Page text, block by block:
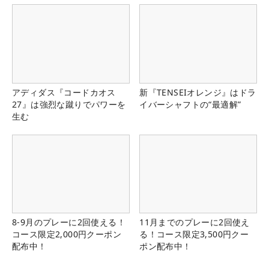
アディダス『コードカオス
27』は強烈な蹴りでパワーを
生む
新『TENSEIオレンジ』はドラ
イバーシャフトの“最適解”
8-9月のプレーに2回使える！
コース限定2,000円クーポン
配布中！
11月までのプレーに2回使え
る！コース限定3,500円クー
ポン配布中！